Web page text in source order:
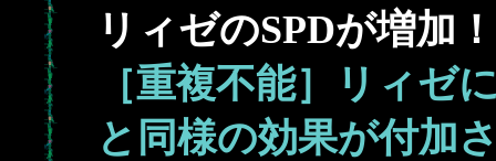
リィゼのSPDが増加！
［重複不能］リィゼ
と同様の効果が付加